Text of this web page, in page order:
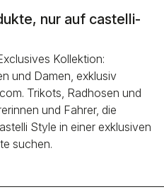
nur auf castelli-
Kollektion:
und Damen, exklusiv
Trikots, Radhosen und
und Fahrer, die
Style in einer exklusiven
suchen.